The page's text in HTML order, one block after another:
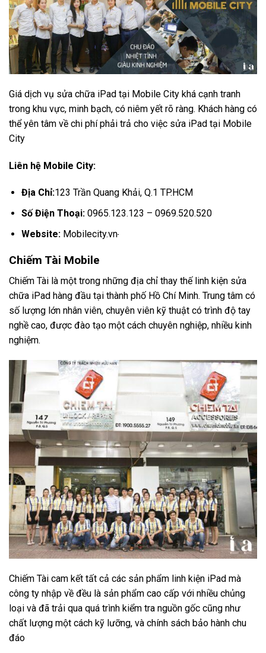
Giá dịch vụ sửa chữa iPad tại Mobile City khá cạnh tranh
trong khu vực, minh bạch, có niêm yết rõ ràng. Khách hàng có
thể yên tâm về chi phí phải trả cho việc sửa iPad tại Mobile
City
Liên hệ Mobile City:
Địa Chỉ:123 Trần Quang Khải, Q.1 TP.HCM
Số Điện Thoại:0965.123.123 – 0969.520.520
Website:Mobilecity.vn
Chiếm Tài Mobile
Chiếm Tài là một trong những địa chỉ thay thế linh kiện sửa
chữa iPad hàng đầu tại thành phố Hồ Chí Minh. Trung tâm có
số lượng lớn nhân viên, chuyên viên kỹ thuật có trình độ tay
nghề cao, được đào tạo một cách chuyên nghiệp, nhiều kinh
nghiệm.
Chiếm Tài cam kết tất cả các sản phẩm linh kiện iPad mà
công ty nhập về đều là sản phẩm cao cấp với nhiều chủng
loại và đã trải qua quá trình kiểm tra nguồn gốc cũng như
chất lượng một cách kỹ lưỡng, và chính sách bảo hành chu
đáo